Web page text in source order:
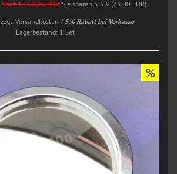
Statt 1.360,95 EUR Sie sparen 5.5% (75,00 EUR)
zzgl. Versandkosten / 5% Rabatt bei Vorkasse
Lagerbestand: 1 Set
%